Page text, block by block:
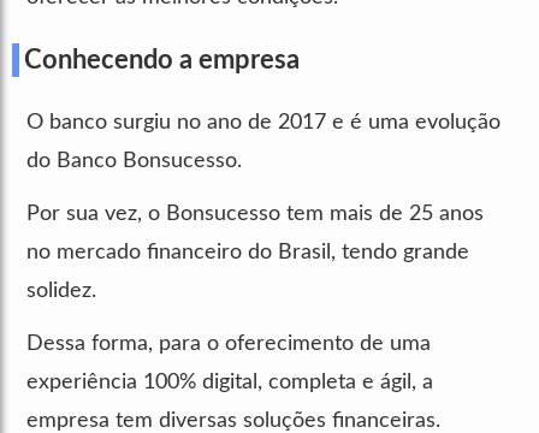
Conhecendo a empresa
O banco surgiu no ano de 2017 e é uma evolução
do Banco Bonsucesso.
Por sua vez, o Bonsucesso tem mais de 25 anos
no mercado financeiro do Brasil, tendo grande
solidez.
Dessa forma, para o oferecimento de uma
experiência 100% digital, completa e ágil, a
empresa tem diversas soluções financeiras.